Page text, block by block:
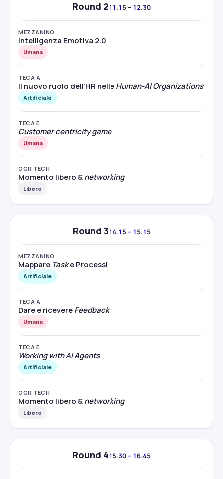
Round 211.15 – 12.30
MEZZANINO
Intelligenza Emotiva 2.0
Umana
TECA A
Il nuovo ruolo dell'HR nelleHuman-AI Organizations
Artificiale
TECA E
Customer centricity game
Umana
OGR TECH
Momento libero &networking
Libero
Round 314.15 – 15.15
MEZZANINO
Mappare Taske Processi
Artificiale
TECA A
Dare e ricevereFeedback
Umana
TECA E
Working with AI Agents
Artificiale
OGR TECH
Momento libero &networking
Libero
Round 415.30 – 16.45